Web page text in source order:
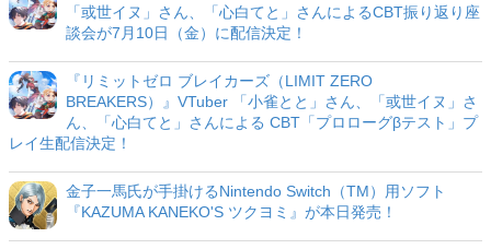
「或世イヌ」さん、「心白てと」さんによるCBT振り返り座
談会が7月10日（金）に配信決定！
『リミットゼロ ブレイカーズ（LIMIT ZERO
BREAKERS）』VTuber 「小雀とと」さん、「或世イヌ」さ
ん、「心白てと」さんによる CBT「プロローグβテスト」プ
レイ生配信決定！
金子一馬氏が手掛けるNintendo Switch（TM）用ソフト
『KAZUMA KANEKO'S ツクヨミ』が本日発売！